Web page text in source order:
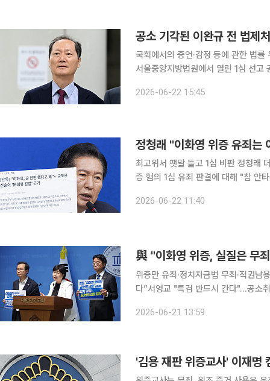
공소 기각된 이완규 전 법
국회에서의 증언·감정 등에 관한 법
서울중앙지방법원에서 열린 1심 선고
다. 이 전 처장은 국회 법제사법위원
2026-06-22 15:45
정청래 "이화영 위증 유죄는
최고위서 팻말 들고 1심 비판 정청래 더불어민주당 대표가 22일 이화영 전 경기도 평화부지사의 위
증 혐의 1심 유죄 판결에 대해 "참 안타깝고 이상
접 들었다고 진술했는데도 유죄로 판
2026-06-22 11:40
與 "이화영 위증, 실질은 무
위증만 유죄·정치자금법 무죄·직권
다”서영교 "특검 반드시 간다"…공소취소 조항엔 신중 더불어민주당
에서 무죄가 선고될 것이라고 주장했
2026-06-21 13:59